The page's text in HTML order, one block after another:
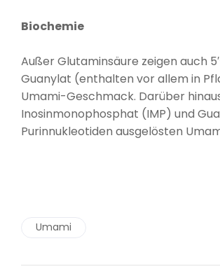
Biochemie
Außer Glutaminsäure zeigen auch
Guanylat (enthalten vor allem in
Umami-Geschmack. Darüber
Inosinmonophosphat (IMP) und
Purinnukleotiden ausgelösten
Umami